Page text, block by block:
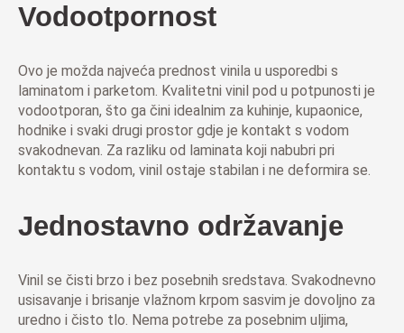
Vodootpornost
Ovo je možda najveća prednost vinila u usporedbi s
laminatom i parketom. Kvalitetni vinil pod u potpunosti je
vodootporan, što ga čini idealnim za kuhinje, kupaonice,
hodnike i svaki drugi prostor gdje je kontakt s vodom
svakodnevan. Za razliku od laminata koji nabubri pri
kontaktu s vodom, vinil ostaje stabilan i ne deformira se.
Jednostavno održavanje
Vinil se čisti brzo i bez posebnih sredstava. Svakodnevno
usisavanje i brisanje vlažnom krpom sasvim je dovoljno za
uredno i čisto tlo. Nema potrebe za posebnim uljima,